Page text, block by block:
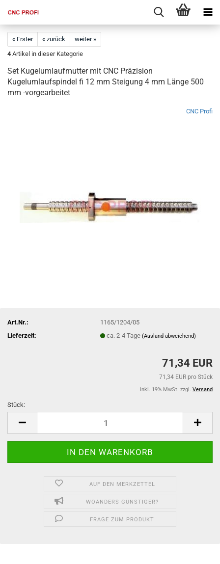
« Erster « zurück
weiter »
4 Artikel in dieser Kategorie
Set Kugelumlaufmutter mit CNC Präzision
Kugelumlaufspindel fi 12 mm Steigung 4 mm Länge 500
mm -vorgearbeitet
CNC Profi
Art.Nr.:
1165/1204/05
Lieferzeit:
ca. 2-4 Tage(Ausland abweichend)
71,34 EUR
71,34 EUR pro Stück
inkl. 19% MwSt. zzgl. Versand
Stück:
AUF DEN MERKZETTEL
WOANDERS GÜNSTIGER?
FRAGE ZUM PRODUKT